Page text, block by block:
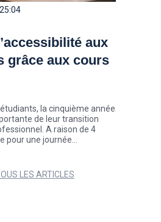
aux
grâce aux cours
la cinquième année
de leur transition
A raison de 4
pour une journée
de l’Innovation), Créa
de suivre leurs cours à
LES ARTICLES